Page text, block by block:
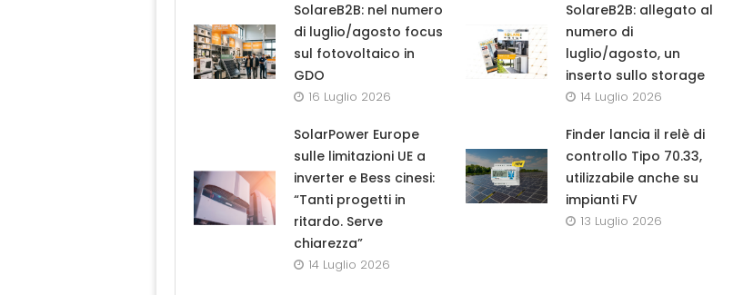
SolareB2B: nel numero
di luglio/agosto focus
sul fotovoltaico in
GDO
16 Luglio 2026
SolareB2B: allegato al
numero di
luglio/agosto, un
inserto sullo storage
14 Luglio 2026
SolarPower Europe
sulle limitazioni UE a
inverter e Bess cinesi:
“Tanti progetti in
ritardo. Serve
chiarezza”
14 Luglio 2026
Finder lancia il relè di
controllo Tipo 70.33,
utilizzabile anche su
impianti FV
13 Luglio 2026